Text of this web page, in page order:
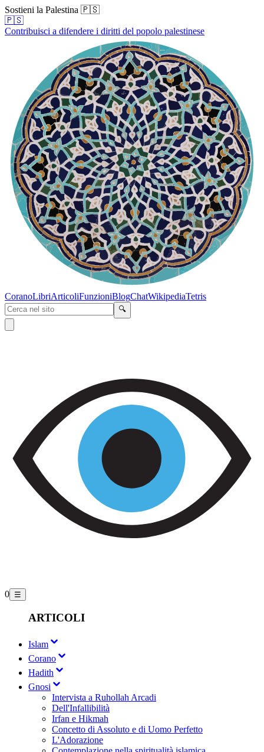
Sostieni la Palestina 🇵🇸
🇵🇸
Contribuisci a difendere i diritti del popolo palestinese
CoranoLibriArticoliFunzioniBlogChatWikipediaTetris
🔍
0 ☰
ARTICOLI
Islam
Corano
Hadith
Gnosi
Intervista a Ruhollah Arcadi
Dell'Infallibilità
Irfan e Hikmah
Concetto di Assoluto e di Uomo Perfetto
L'Adorazione